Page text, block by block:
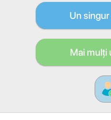
Un
Mai mulți